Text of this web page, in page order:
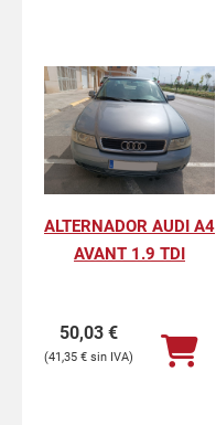
ALTERNADOR AUDI A4
AVANT 1.9 TDI
50,03 €
41,35 €